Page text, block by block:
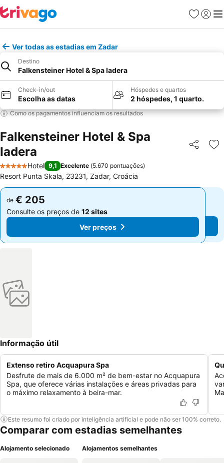
Favoritos
Iniciar
Ver todas as estadias em Zadar
Destino
Falkensteiner Hotel & Spa Iadera
Check-in/out
Escolha as datas
Hóspedes e quartos
2 hóspedes, 1 quarto.
Como os pagamentos influenciam os resultados
Falkensteiner Hotel & Spa
Iadera
Partilhar
5 Estrelas
Hotel 9,1 Excelente (5.670 pontuações)
Resort Punta Skala, 23231, Zadar, Croácia
de € 205
Consulte os preços de 12 sites
Ver preços
de € 205
Consulte os preços de 12 sites
Ver preços
Informação útil
Extenso retiro Acquapura Spa
Desfrute de mais de 6.000 m² de bem-estar no Acquapura
Spa, que oferece várias instalações e áreas privadas para
o máximo relaxamento à beira-mar.
Este resumo foi criado por inteligência artificial e pode não ser 100% correto.
Comparar com estadias semelhantes
Alojamento selecionado Alojamentos semelhantes